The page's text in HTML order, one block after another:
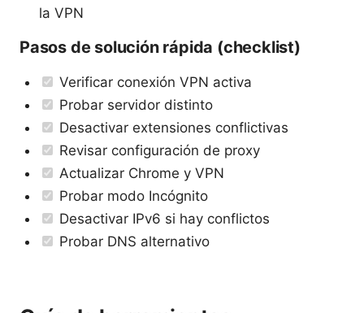
la VPN
Pasos de solución rápida (checklist)
Verificar conexión VPN activa
Probar servidor distinto
Desactivar extensiones conflictivas
Revisar configuración de proxy
Actualizar Chrome y VPN
Probar modo Incógnito
Desactivar IPv6 si hay conflictos
Probar DNS alternativo